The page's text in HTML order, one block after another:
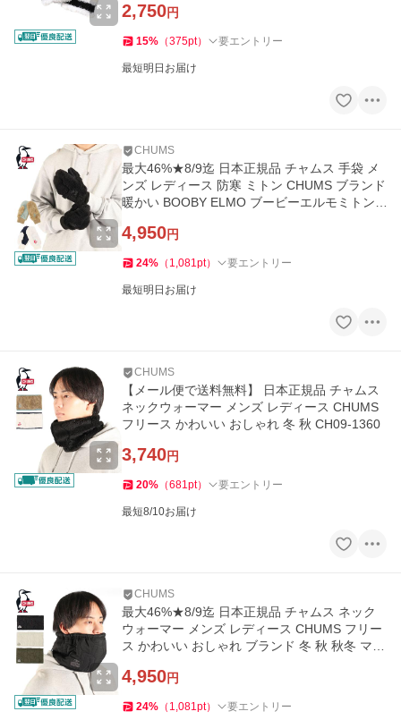
2,750円
15% （375pt） 要エントリー
最短明日お届け
CHUMS
最大46%★8/9迄 日本正規品 チャムス 手袋 メ
ンズ レディース 防寒 ミトン CHUMS ブランド
暖かい BOOBY ELMO ブービーエルモミトン
4,950円
24% （ 1,081pt） 要エントリー
最短明日お届け
CHUMS
【メール便で送料無料】 日本正規品 チャムス
ネックウォーマー メンズ レディース CHUMS
フリース かわいい おしゃれ 冬 秋 CH09-1360
3,740円
20% （681pt） 要エントリー
最短8/10お届け
CHUMS
最大46%★8/9迄 日本正規品 チャムス ネック
ウォーマー メンズ レディース CHUMS フリー
ス かわいい おしゃれ ブランド 冬 秋 秋冬 マフ
4,950円
24% （ 1,081pt） 要エントリー